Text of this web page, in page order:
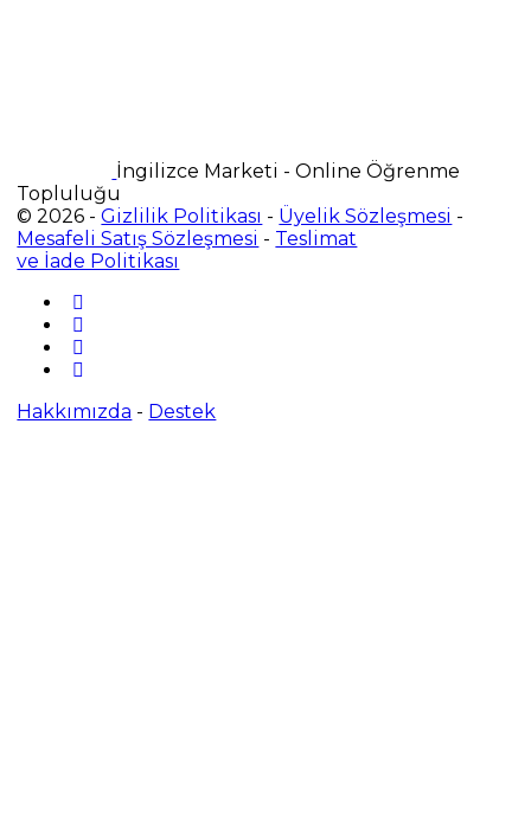
İngilizce Marketi - Online Öğrenme
Topluluğu
© 2026 -Gizlilik Politikası - Üyelik Sözleşmesi -
Mesafeli Satış Sözleşmesi - Teslimat
ve İade Politikası
Hakkımızda - Destek